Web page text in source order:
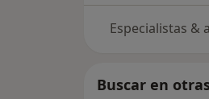
Especialistas &
Buscar en